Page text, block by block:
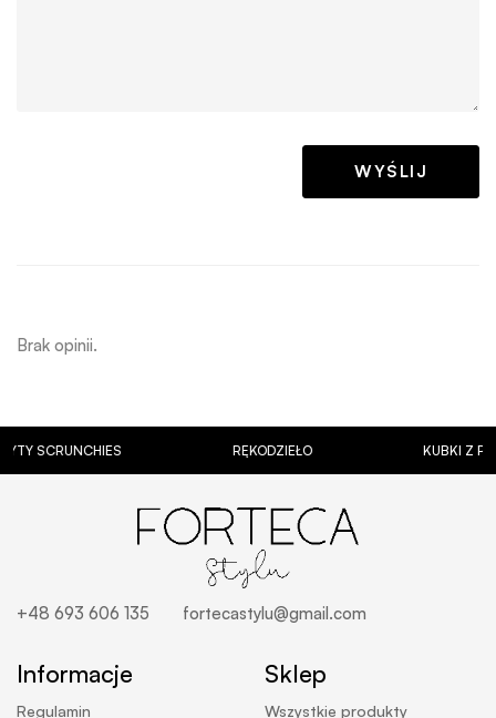
Brak opinii.
RĘKODZIEŁO KUBKI Z
+48 693 606 135 fortecastylu@gmail.com
Informacje
Regulamin
Sklep
Wszystkie produkty